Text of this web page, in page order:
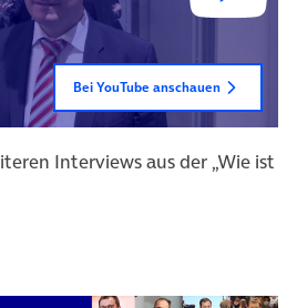
Bei YouTube anschauen
Interviews aus der „Wie ist